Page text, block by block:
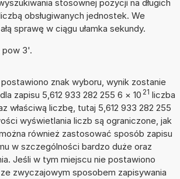
stosownej pozycji na długich
obsługiwanych jednostek. We
sprawę w ciągu ułamka sekundy.
3'.
znak wyboru, wynik zostanie
zapisu 5,612 933 282 255 6 × 10 21 liczba
właściwą liczbę, tutaj 5,612 933 282 255
wyświetlania liczb są ograniczone, jak
również zastosować sposób zapisu
w szczególności bardzo duże oraz
Jeśli w tym miejscu nie postawiono
zwyczajowym sposobem zapisywania